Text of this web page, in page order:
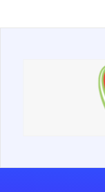
Електрообладнання